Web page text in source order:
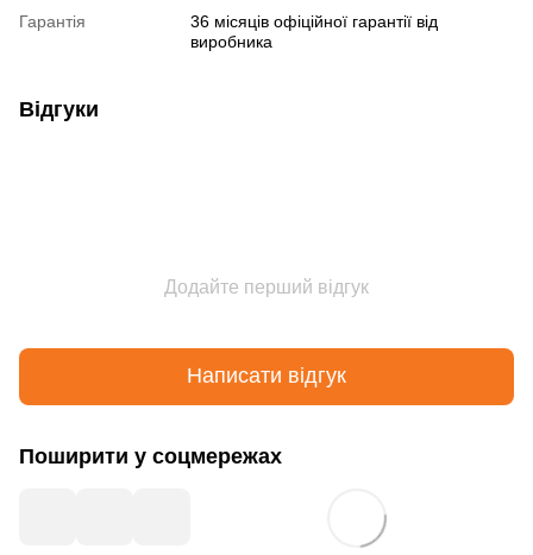
Гарантія
36 місяців офіційної гарантії від
виробника
Відгуки
Додайте перший відгук
Написати відгук
Поширити у соцмережах